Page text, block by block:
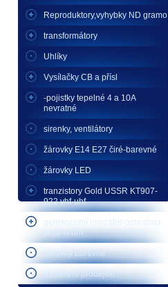
Reproduktory,vyhybky ND gramo
transformátory
Uhlíky
Vysílačky CB a přísl
-pojistky tepelné 4 a 10A
nevratné
sirenky, ventilátory
žárovky E14 E27 čiré-barevné
žárovky LED
tranzistory Gold USSR KT907-
922 vhf-uhf
germiocidní ionizátor-ochrabna
proti virům
žárovky barevné
Vybavení prodejen